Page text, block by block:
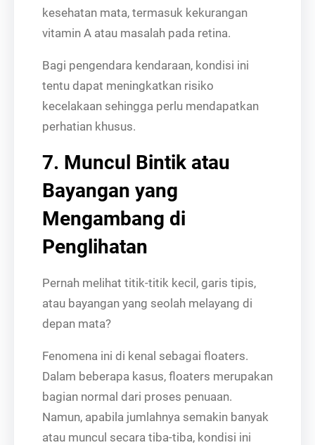
kesehatan mata, termasuk kekurangan
vitamin A atau masalah pada retina.
Bagi pengendara kendaraan, kondisi ini
tentu dapat meningkatkan risiko
kecelakaan sehingga perlu mendapatkan
perhatian khusus.
7. Muncul Bintik atau
Bayangan yang
Mengambang di
Penglihatan
Pernah melihat titik-titik kecil, garis tipis,
atau bayangan yang seolah melayang di
depan mata?
Fenomena ini di kenal sebagai floaters.
Dalam beberapa kasus, floaters merupakan
bagian normal dari proses penuaan.
Namun, apabila jumlahnya semakin banyak
atau muncul secara tiba-tiba, kondisi ini